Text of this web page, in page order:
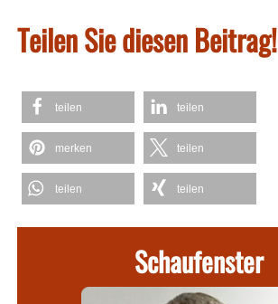
Teilen Sie diesen Beitrag!
teilen teilen
merken teilen
teilen teilen
Schaufenster